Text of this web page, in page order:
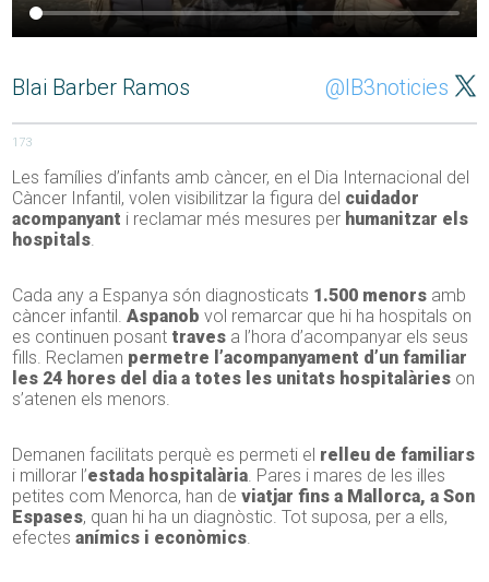
Blai Barber Ramos @IB3noticies
173
Les famílies d’infants amb càncer, en el Dia Internacional del
Càncer Infantil, volen visibilitzar la figura del cuidador
acompanyant i reclamar més mesures per humanitzar els
hospitals.
Cada any a Espanya són diagnosticats 1.500 menors amb
càncer infantil.Aspanob vol remarcar que hi ha hospitals on
es continuen posant traves a l’hora d’acompanyar els seus
fills. Reclamen permetre l’acompanyament d’un familiar
les 24 hores del dia a totes les unitats hospitalàries on
s’atenen els menors.
Demanen facilitats perquè es permeti el relleu de familiars
i millorar l’estada hospitalària. Pares i mares de les illes
petites com Menorca, han deviatjar fins a Mallorca, a Son
Espases, quan hi ha un diagnòstic. Tot suposa, per a ells,
efectesanímics i econòmics.